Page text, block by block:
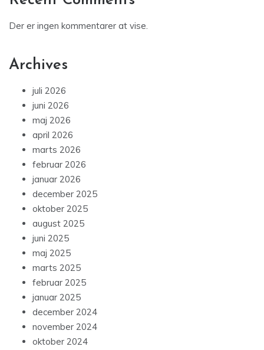
Der er ingen kommentarer at vise.
Archives
juli 2026
juni 2026
maj 2026
april 2026
marts 2026
februar 2026
januar 2026
december 2025
oktober 2025
august 2025
juni 2025
maj 2025
marts 2025
februar 2025
januar 2025
december 2024
november 2024
oktober 2024